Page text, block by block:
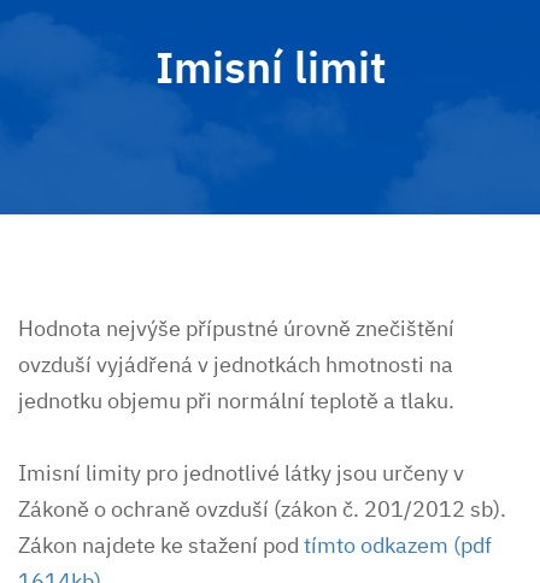
Imisní limit
Hodnota nejvýše přípustné úrovně znečištění
ovzduší vyjádřená v jednotkách hmotnosti na
jednotku objemu při normální teplotě a tlaku.
Imisní limity pro jednotlivé látky jsou určeny v
Zákoně o ochraně ovzduší (zákon č. 201/2012 sb).
Zákon najdete ke stažení pod tímto odkazem (pdf